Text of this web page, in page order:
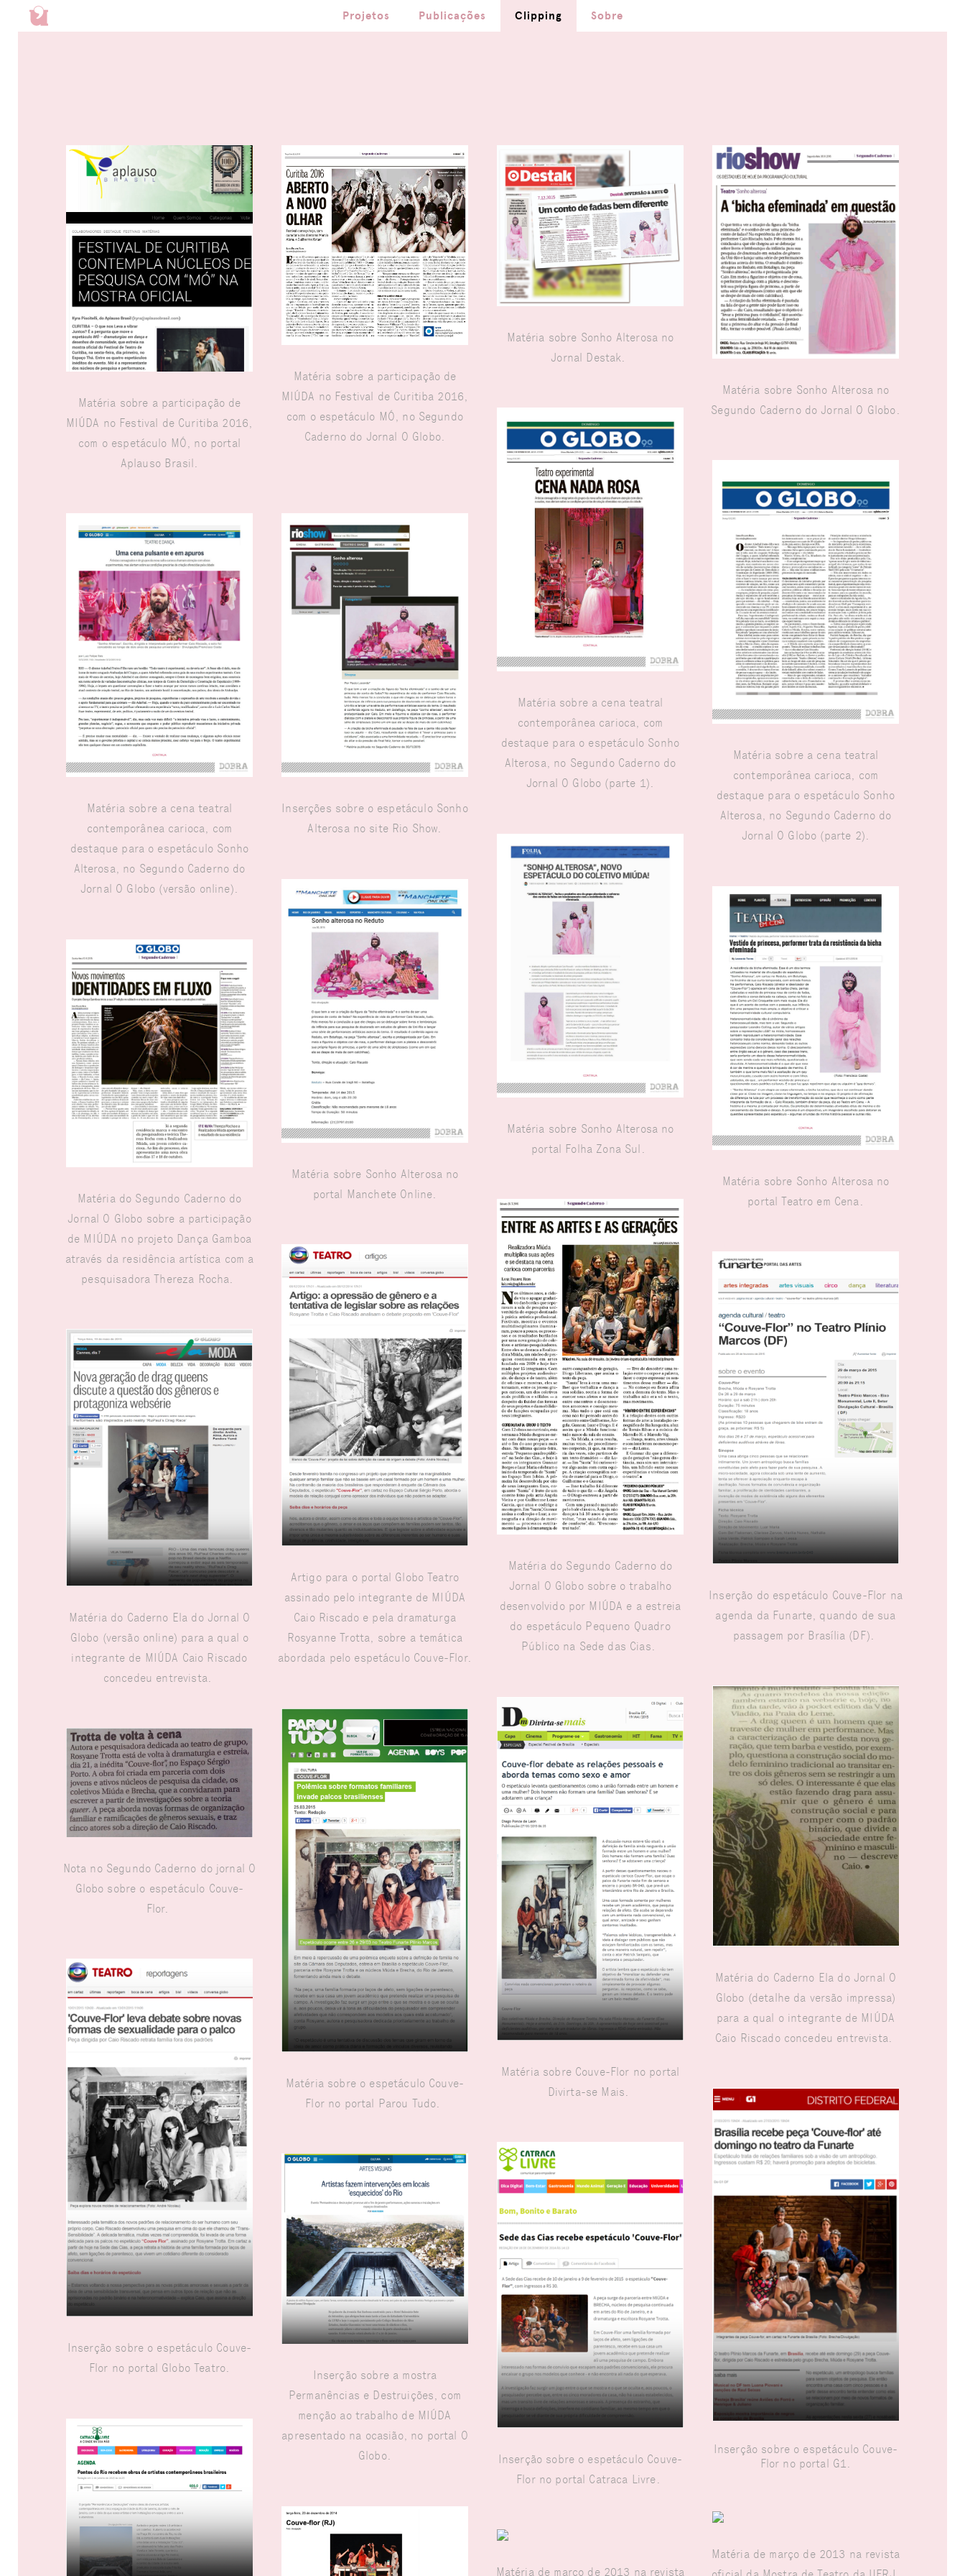
Projetos Publicações Clipping Sobre
Matéria sobre a participação de
MIÚDA no Festival de Curitiba 2016,
com o espetáculo MÓ, no portal
Aplauso Brasil.
Matéria sobre a participação de
MIÚDA no Festival de Curitiba 2016,
com o espetáculo MÓ, no Segundo
Caderno do Jornal O Globo.
Matéria sobre Sonho Alterosa no
Jornal Destak.
Matéria sobre Sonho Alterosa no
Segundo Caderno do Jornal O Globo.
Matéria sobre a cena teatral
contemporânea carioca, com
destaque para o espetáculo Sonho
Alterosa, no Segundo Caderno do
Jornal O Globo (parte 1).
Matéria sobre a cena teatral
contemporânea carioca, com
destaque para o espetáculo Sonho
Alterosa, no Segundo Caderno do
Jornal O Globo (parte 2).
Matéria sobre a cena teatral
contemporânea carioca, com
destaque para o espetáculo Sonho
Alterosa, no Segundo Caderno do
Jornal O Globo (versão online).
Inserções sobre o espetáculo Sonho
Alterosa no site Rio Show.
Matéria sobre Sonho Alterosa no
portal Folha Zona Sul.
Matéria sobre Sonho Alterosa no
portal Manchete Online.
Matéria sobre Sonho Alterosa no
portal Teatro em Cena.
Matéria do Segundo Caderno do
Jornal O Globo sobre a participação
de MIÚDA no projeto Dança Gamboa
através da residência artística com a
pesquisadora Thereza Rocha.
Matéria do Segundo Caderno do
Jornal O Globo sobre o trabalho
desenvolvido por MIÚDA e a estreia
do espetáculo Pequeno Quadro
Público na Sede das Cias.
Artigo para o portal Globo Teatro
assinado pelo integrante de MIÚDA
Caio Riscado e pela dramaturga
Rosyanne Trotta, sobre a temática
abordada pelo espetáculo Couve-Flor.
Inserção do espetáculo Couve-Flor na
agenda da Funarte, quando de sua
passagem por Brasília (DF).
Matéria do Caderno Ela do Jornal O
Globo (versão online) para a qual o
integrante de MIÚDA Caio Riscado
concedeu entrevista.
Matéria do Caderno Ela do Jornal O
Globo (detalhe da versão impressa)
para a qual o integrante de MIÚDA
Caio Riscado concedeu entrevista.
Matéria sobre Couve-Flor no portal
Divirta-se Mais.
Matéria sobre o espetáculo Couve-
Flor no portal Parou Tudo.
Nota no Segundo Caderno do jornal O
Globo sobre o espetáculo Couve-
Flor.
Inserção sobre o espetáculo Couve-
Flor no portal Globo Teatro.
Inserção sobre o espetáculo Couve-
Flor no portal G1.
Inserção sobre o espetáculo Couve-
Flor no portal Catraca Livre.
Inserção sobre a mostra
Permanências e Destruições, com
menção ao trabalho de MIÚDA
apresentado na ocasião, no portal O
Globo.
Matéria de março de 2013 na revista
Matéria de março de 2013 na revista